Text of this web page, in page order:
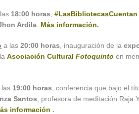
18:00 horas #LasBibliotecasCuentan
Ardila Más información.
a las 20:00 horas , inauguración de la
Asociación Cultural Fotoquinto en
las 19:00 horas , conferencia que bajo el
Santos , profesora de meditación Raja
información .